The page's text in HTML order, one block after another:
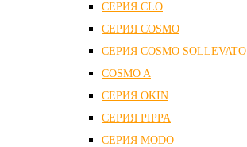
СЕРИЯ CLO
СЕРИЯ COSMO
СЕРИЯ COSMO SOLLEVATO
COSMO A
СЕРИЯ OKIN
СЕРИЯ PIPPA
СЕРИЯ MODO